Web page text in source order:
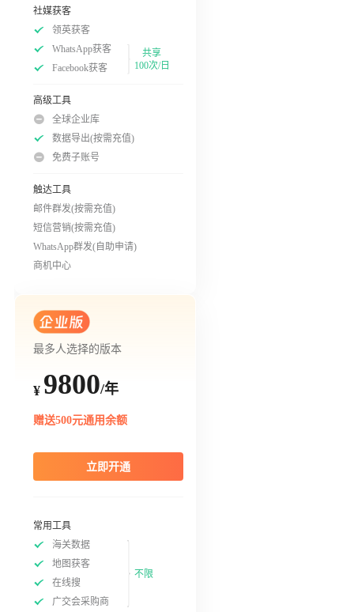
社媒获客
领英获客
WhatsApp获客
Facebook获客
共享
100次/日
高级工具
全球企业库
数据导出(按需充值)
免费子账号
触达工具
邮件群发(按需充值)
短信营销(按需充值)
WhatsApp群发(自助申请)
商机中心
最多人选择的版本
¥ 9800/年
赠送500元通用余额
立即开通
常用工具
海关数据
地图获客
在线搜
广交会采购商
不限